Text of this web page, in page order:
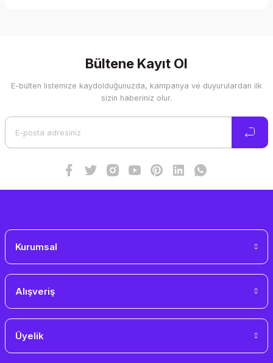
Görüş ve önerileriniz için teşekkür ederiz.
Ürün resmi kalitesiz, bozuk veya görüntülenemiyor.
Bültene Kayıt Ol
E-bülten listemize kaydolduğunuzda, kampanya ve duyurulardan ilk
sizin haberiniz olur.
Kurumsal
Alışveriş
Üyelik